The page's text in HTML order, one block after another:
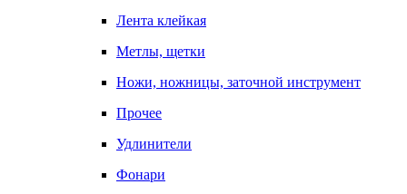
Лента клейкая
Метлы, щетки
Ножи, ножницы, заточной инструмент
Прочее
Удлинители
Фонари